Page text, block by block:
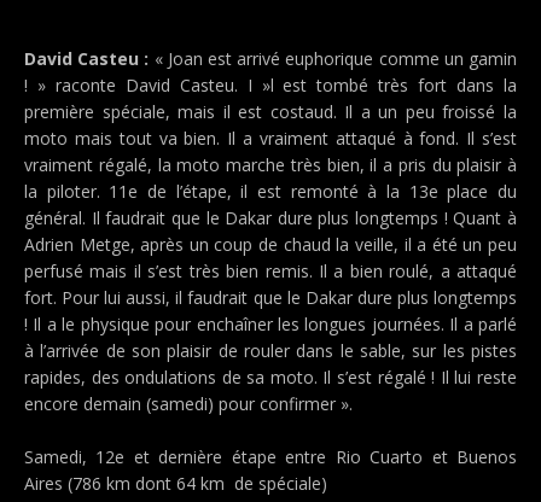
David Casteu : « Joan est arrivé euphorique comme un gamin
! » raconte David Casteu. I »l est tombé très fort dans la
première spéciale, mais il est costaud. Il a un peu froissé la
moto mais tout va bien. Il a vraiment attaqué à fond. Il s’est
vraiment régalé, la moto marche très bien, il a pris du plaisir à
la piloter. 11e de l’étape, il est remonté à la 13e place du
général. Il faudrait que le Dakar dure plus longtemps ! Quant à
Adrien Metge, après un coup de chaud la veille, il a été un peu
perfusé mais il s’est très bien remis. Il a bien roulé, a attaqué
fort. Pour lui aussi, il faudrait que le Dakar dure plus longtemps
! Il a le physique pour enchaîner les longues journées. Il a parlé
à l’arrivée de son plaisir de rouler dans le sable, sur les pistes
rapides, des ondulations de sa moto. Il s’est régalé ! Il lui reste
encore demain (samedi) pour confirmer ».
Samedi, 12e et dernière étape entre Rio Cuarto et Buenos
Aires (786 km dont 64 km de spéciale)